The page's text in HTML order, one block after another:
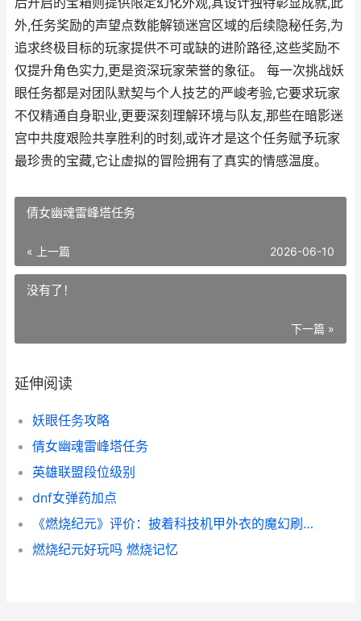
外,任务奖励的声望点数能解锁迷宫区域的后续隐秘任务,为
追求终极目标的玩家提供不可或缺的进阶路径,这些奖励不
仅提升角色实力,更是资深玩家荣誉的象征。 每一次挑战妖
眼任务都是对团队默契与个人技艺的严峻考验,它要求玩家
不仅精通自身职业,更要深刻理解环境与队友,那些在暗影迷
宫中共度艰险共享胜利的时刻,或许才是这个任务赋予玩家
最珍贵的宝藏,它让虚拟的冒险拥有了真实的情感温度。
倩女幽魂雷峰塔任务
« 上一篇 2026-06-10
没有了！
下一篇 »
延伸阅读
妖眼任务攻略
倩女幽魂雷峰塔任务
英雄联盟段位级别
dnf女弹药加点
《燃烧纪元》评价：披着科技机甲外衣的魔幻刷宝RPG 燃烧 剧情
燃烧纪元好玩吗 燃烧记忆